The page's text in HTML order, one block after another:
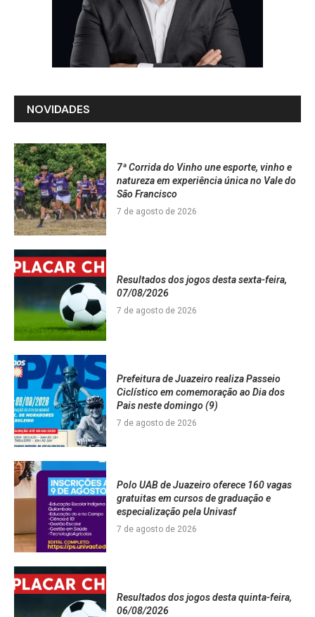
NOVIDADES
7ª Corrida do Vinho une esporte, vinho e
natureza em experiência única no Vale do
São Francisco
7 de agosto de 2026
Resultados dos jogos desta sexta-feira,
07/08/2026
7 de agosto de 2026
Prefeitura de Juazeiro realiza Passeio
Ciclístico em comemoração ao Dia dos
Pais neste domingo (9)
7 de agosto de 2026
Polo UAB de Juazeiro oferece 160 vagas
gratuitas em cursos de graduação e
especialização pela Univasf
7 de agosto de 2026
Resultados dos jogos desta quinta-feira,
06/08/2026